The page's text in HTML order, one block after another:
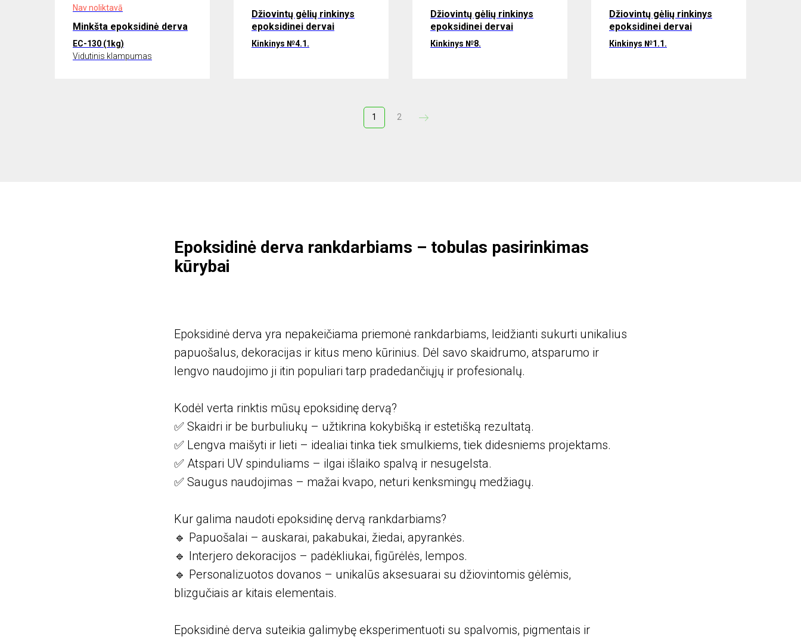
Nav noliktavā
Minkšta epoksidinė derva
ЕС-130 (1kg)
Vidutinis klampumas
Džiovintų gėlių rinkinys
epoksidinei dervai
Кinkinys №4.1.
Džiovintų gėlių rinkinys
epoksidinei dervai
Кinkinys №8.
Džiovintų gėlių rinkinys
epoksidinei dervai
Кinkinys №1.1.
1 2
Epoksidinė derva rankdarbiams – tobulas pasirinkimas
kūrybai
Epoksidinė derva yra nepakeičiama priemonė rankdarbiams, leidžianti sukurti unikalius
papuošalus, dekoracijas ir kitus meno kūrinius. Dėl savo skaidrumo, atsparumo ir
lengvo naudojimo ji itin populiari tarp pradedančiųjų ir profesionalų.
Kodėl verta rinktis mūsų epoksidinę dervą?
✅ Skaidri ir be burbuliukų – užtikrina kokybišką ir estetišką rezultatą.
✅ Lengva maišyti ir lieti – idealiai tinka tiek smulkiems, tiek didesniems projektams.
✅ Atspari UV spinduliams – ilgai išlaiko spalvą ir nesugelsta.
✅ Saugus naudojimas – mažai kvapo, neturi kenksmingų medžiagų.
Kur galima naudoti epoksidinę dervą rankdarbiams?
🔹 Papuošalai – auskarai, pakabukai, žiedai, apyrankės.
🔹 Interjero dekoracijos – padėkliukai, figūrėlės, lempos.
🔹 Personalizuotos dovanos – unikalūs aksesuarai su džiovintomis gėlėmis,
blizgučiais ar kitais elementais.
Epoksidinė derva suteikia galimybę eksperimentuoti su spalvomis, pigmentais ir